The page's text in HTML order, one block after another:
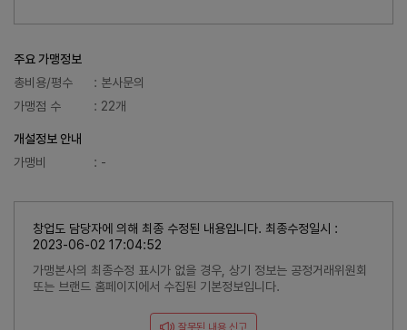
주요 가맹정보
총비용/평수
: 본사문의
가맹점 수
: 22개
개설정보 안내
가맹비
: -
창업도 담당자에 의해 최종 수정된 내용입니다. 최종수정일시 :
2023-06-02 17:04:52
가맹본사의 최종수정 표시가 없을 경우, 상기 정보는 공정거래위원회
또는 브랜드 홈페이지에서 수집된 기본정보입니다.
잘못된 내용 신고